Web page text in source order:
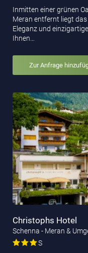
Inmitten einer grünen
Meran entfernt liegt das
Eleganz und
Ihnen…
Zur Anfrage
Christophs Hotel
Schenna - Meran &
S